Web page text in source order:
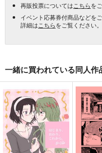
再販投票については こちらを
イベント応募券付商品などを
詳細は こちらをご覧ください。
一緒に買われている同人作